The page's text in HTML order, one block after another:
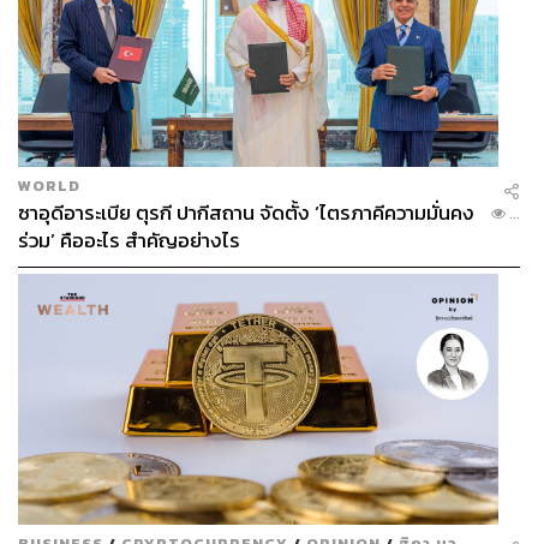
WORLD
ซาอุดีอาระเบีย ตุรกี ปากีสถาน จัดตั้ง ‘ไตรภาคีความมั่นคง
ร่วม’ คืออะไร สำคัญอย่างไร
...